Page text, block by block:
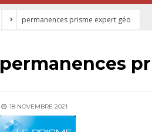
permanences prisme expert géo
permanences
18 NOVEMBRE 2021